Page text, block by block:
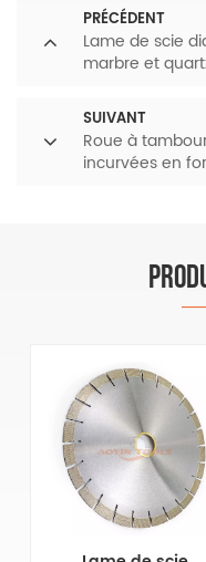
PRÉCÉDENT
Lame de scie
marbre et
SUIVANT
Roue à
incurvées en